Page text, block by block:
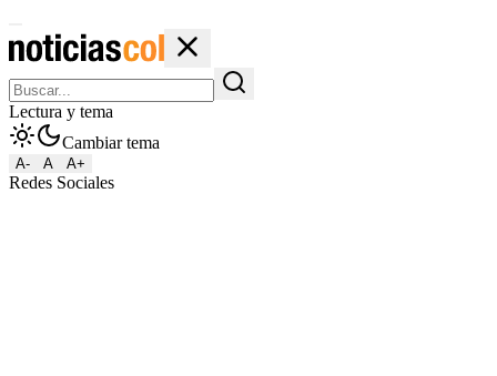
Lectura y tema
Cambiar tema
A- A A+
Redes Sociales